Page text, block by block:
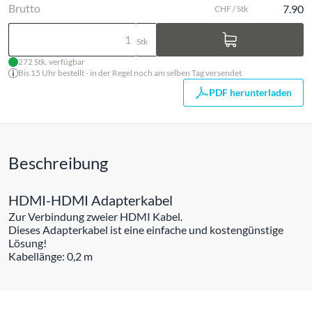
Brutto CHF / Stk 7.90
Stk
272 Stk. verfügbar
Bis 15 Uhr bestellt - in der Regel noch am selben Tag versendet
PDF herunterladen
Beschreibung
HDMI-HDMI Adapterkabel
Zur Verbindung zweier HDMI Kabel.
Dieses Adapterkabel ist eine einfache und kostengünstige
Lösung!
Kabellänge: 0,2 m